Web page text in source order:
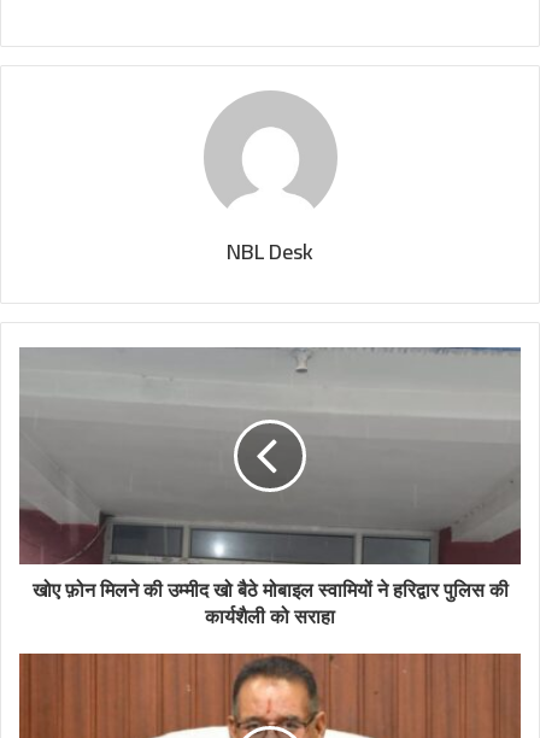
NBL Desk
खोए फ़ोन मिलने की उम्मीद खो बैठे मोबाइल स्वामियों ने हरिद्वार पुलिस की
कार्यशैली को सराहा